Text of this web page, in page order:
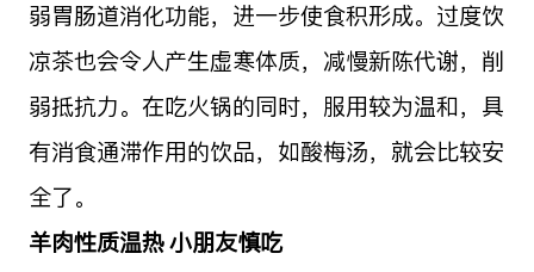
弱胃肠道消化功能，进一步使食积形成。过度饮
凉茶也会令人产生虚寒体质，减慢新陈代谢，削
弱抵抗力。在吃火锅的同时，服用较为温和，具
有消食通滞作用的饮品，如酸梅汤，就会比较安
全了。
羊肉性质温热 小朋友慎吃